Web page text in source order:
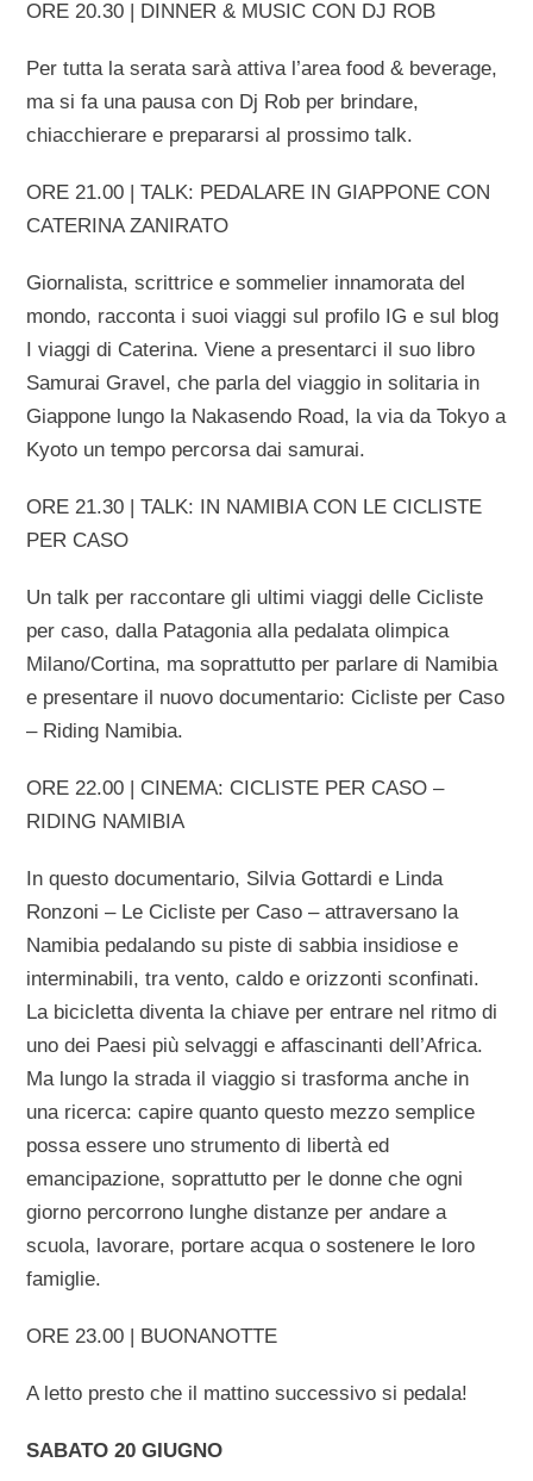
ORE 20.30 | DINNER & MUSIC CON DJ ROB
Per tutta la serata sarà attiva l’area food & beverage,
ma si fa una pausa con Dj Rob per brindare,
chiacchierare e prepararsi al prossimo talk.
ORE 21.00 | TALK: PEDALARE IN GIAPPONE CON
CATERINA ZANIRATO
Giornalista, scrittrice e sommelier innamorata del
mondo, racconta i suoi viaggi sul profilo IG e sul blog
I viaggi di Caterina. Viene a presentarci il suo libro
Samurai Gravel, che parla del viaggio in solitaria in
Giappone lungo la Nakasendo Road, la via da Tokyo a
Kyoto un tempo percorsa dai samurai.
ORE 21.30 | TALK: IN NAMIBIA CON LE CICLISTE
PER CASO
Un talk per raccontare gli ultimi viaggi delle Cicliste
per caso, dalla Patagonia alla pedalata olimpica
Milano/Cortina, ma soprattutto per parlare di Namibia
e presentare il nuovo documentario: Cicliste per Caso
– Riding Namibia.
ORE 22.00 | CINEMA: CICLISTE PER CASO –
RIDING NAMIBIA
In questo documentario, Silvia Gottardi e Linda
Ronzoni – Le Cicliste per Caso – attraversano la
Namibia pedalando su piste di sabbia insidiose e
interminabili, tra vento, caldo e orizzonti sconfinati.
La bicicletta diventa la chiave per entrare nel ritmo di
uno dei Paesi più selvaggi e affascinanti dell’Africa.
Ma lungo la strada il viaggio si trasforma anche in
una ricerca: capire quanto questo mezzo semplice
possa essere uno strumento di libertà ed
emancipazione, soprattutto per le donne che ogni
giorno percorrono lunghe distanze per andare a
scuola, lavorare, portare acqua o sostenere le loro
famiglie.
ORE 23.00 | BUONANOTTE
A letto presto che il mattino successivo si pedala!
SABATO 20 GIUGNO